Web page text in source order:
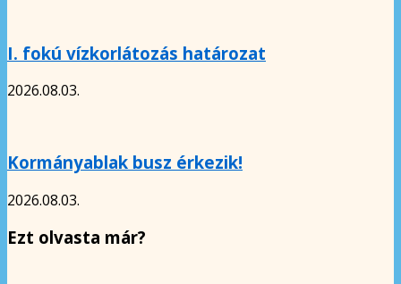
I. fokú vízkorlátozás határozat
2026.08.03.
Kormányablak busz érkezik!
2026.08.03.
Ezt olvasta már?